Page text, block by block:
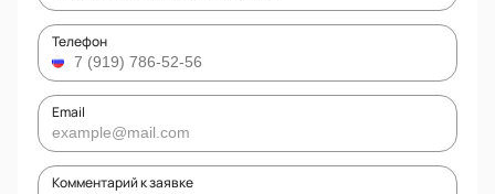
Телефон
Email
Комментарий к заявке